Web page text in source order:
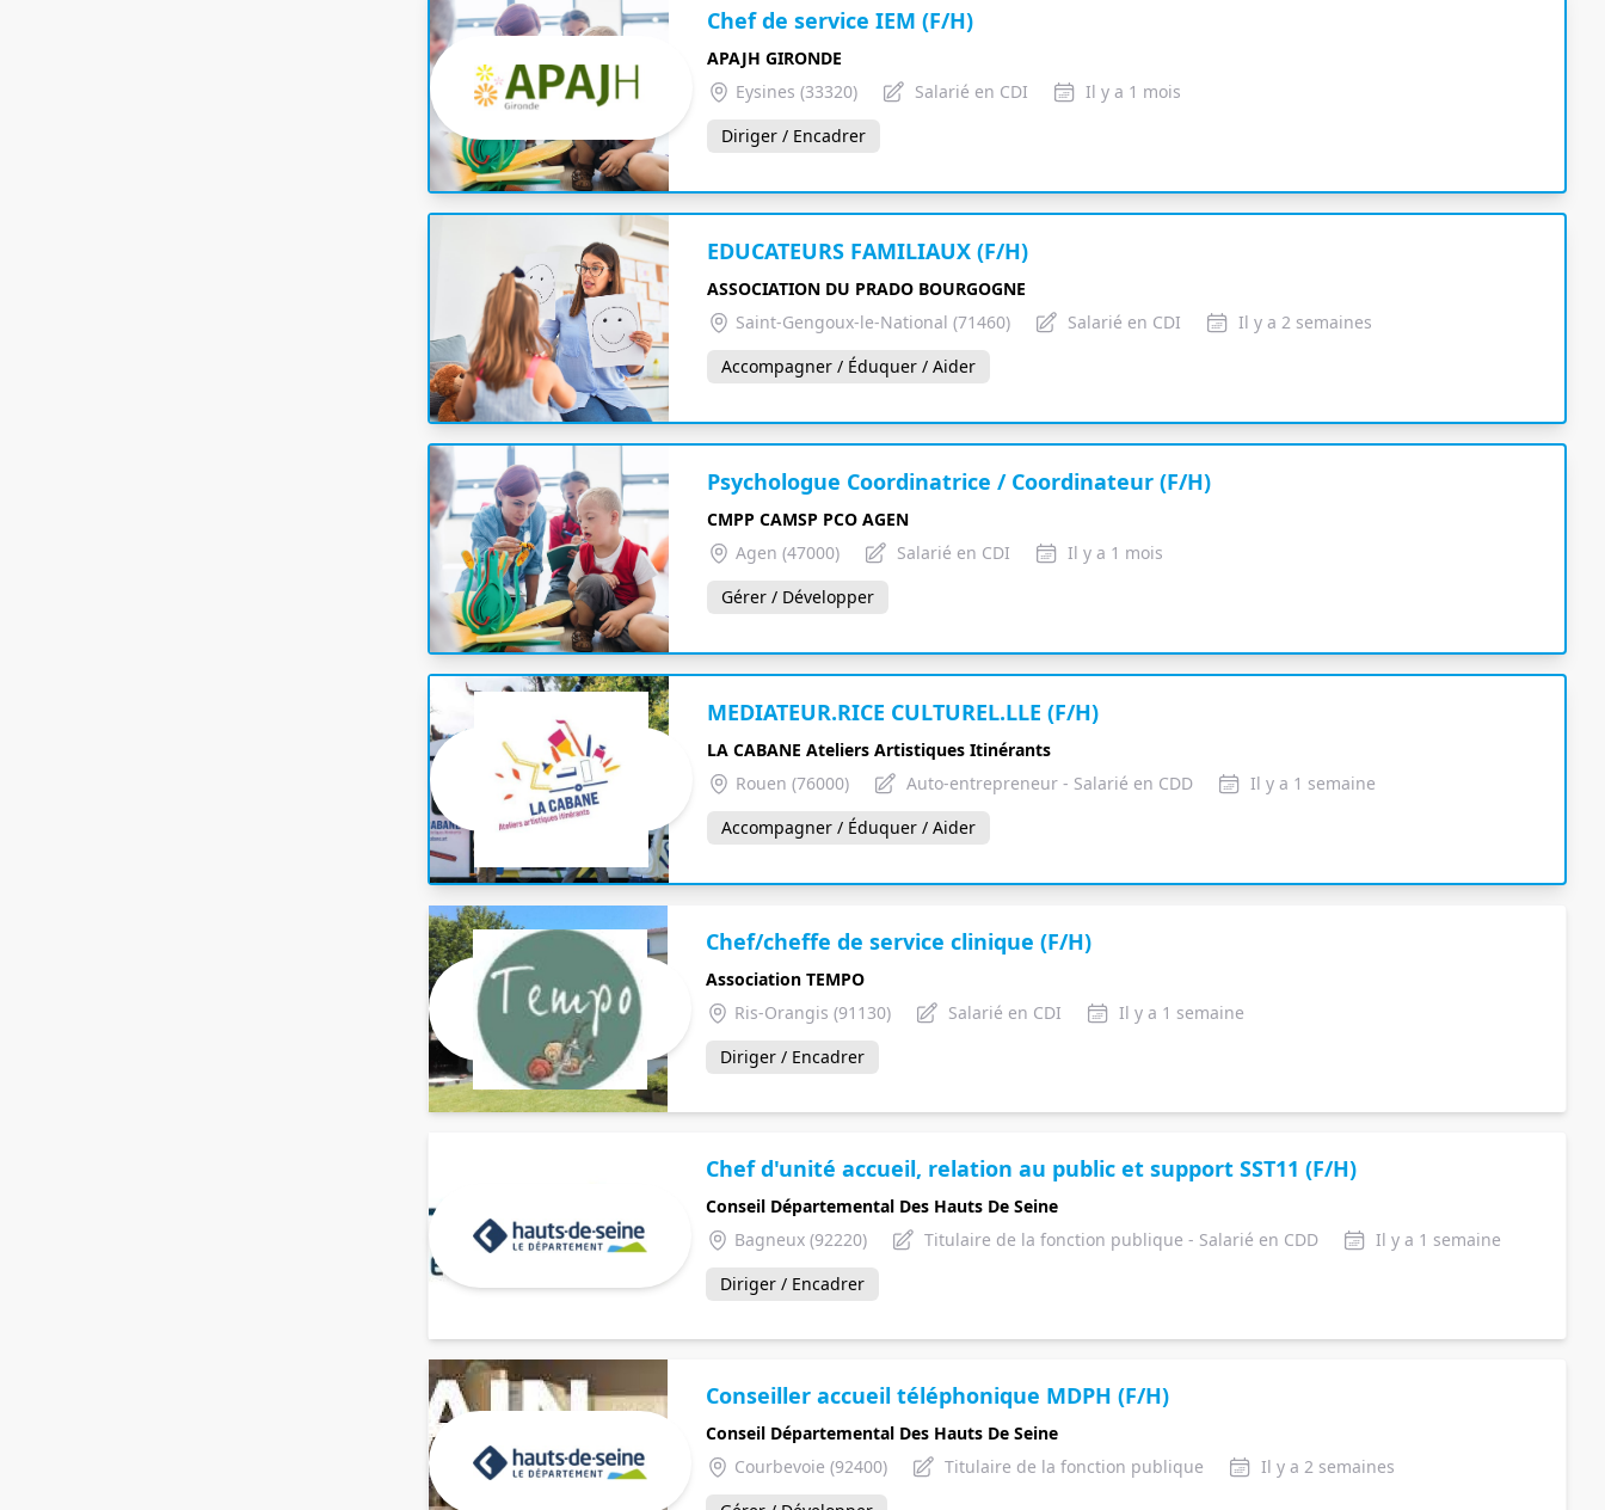
Chef de service IEM (F/H)
APAJH GIRONDE
Eysines (33320)
Salarié en CDI
Il y a 1 mois
Diriger / Encadrer
EDUCATEURS FAMILIAUX (F/H)
ASSOCIATION DU PRADO BOURGOGNE
Saint-Gengoux-le-National (71460)
Salarié en CDI
Il y a 2 semaines
Accompagner / Éduquer / Aider
Psychologue Coordinatrice / Coordinateur (F/H)
CMPP CAMSP PCO AGEN
Agen (47000)
Salarié en CDI
Il y a 1 mois
Gérer / Développer
MEDIATEUR.RICE CULTUREL.LLE (F/H)
LA CABANE Ateliers Artistiques Itinérants
Rouen (76000)
Auto-entrepreneur - Salarié en CDD
Il y a 1 semaine
Accompagner / Éduquer / Aider
Chef/cheffe de service clinique (F/H)
Association TEMPO
Ris-Orangis (91130)
Salarié en CDI
Il y a 1 semaine
Diriger / Encadrer
Chef d'unité accueil, relation au public et support SST11 (F/H)
Conseil Départemental Des Hauts De Seine
Bagneux (92220)
Titulaire de la fonction publique - Salarié en CDD
Il y a 1 semaine
Diriger / Encadrer
Conseiller accueil téléphonique MDPH (F/H)
Conseil Départemental Des Hauts De Seine
Courbevoie (92400)
Titulaire de la fonction publique
Il y a 2 semaines